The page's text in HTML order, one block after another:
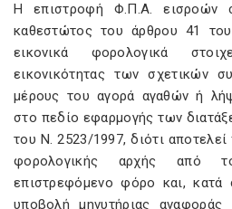
H επιστροφή Φ.Π.Α. εισροών
καθεστώτος του άρθρου 41
εικονικά φορολογικά
εικονικότητας των σχετικών
μέρους του αγορά αγαθών ή
στο πεδίο εφαρμογής των
του Ν. 2523/1997, διότι
φορολογικής αρχής από
επιστρεφόμενο φόρο και, κατά
υποβολή μηνυτήριας